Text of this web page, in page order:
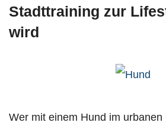
Stadttraining zur
wird
Wer mit einem Hund im